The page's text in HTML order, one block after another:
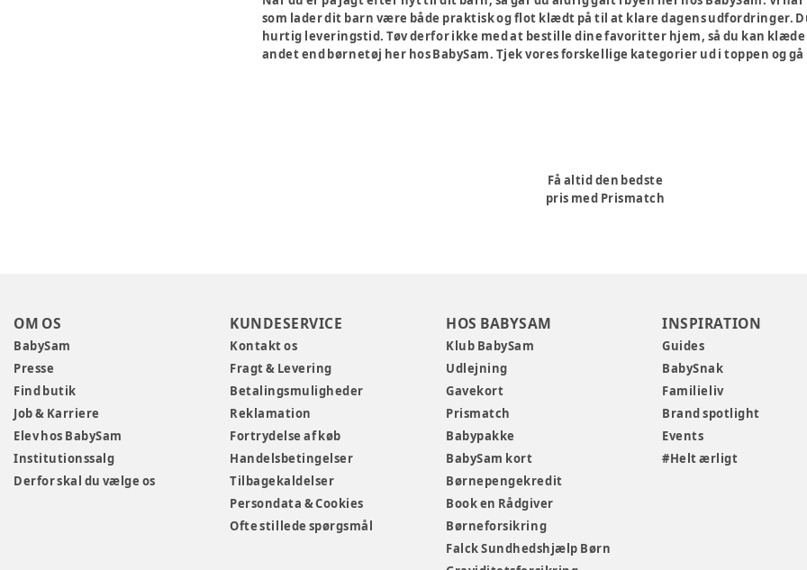
som lader dit barn være både praktisk og flot klædt på til at klare dagens udfordringer.
hurtig leveringstid. Tøv derfor ikke med at bestille dine favoritter hjem, så du kan
andet end børnetøj her hos BabySam. Tjek vores forskellige kategorier ud i toppen og gå
Få altid den bedste
pris med Prismatch
OM OS
BabySam
Presse
Find butik
Job & Karriere
Elev hos BabySam
Institutionssalg
Derfor skal du vælge os
KUNDESERVICE
Kontakt os
Fragt & Levering
Betalingsmuligheder
Reklamation
Fortrydelse af køb
Handelsbetingelser
Tilbagekaldelser
Persondata & Cookies
Ofte stillede spørgsmål
HOS BABYSAM
Klub BabySam
Udlejning
Gavekort
Prismatch
Babypakke
BabySam kort
Børnepengekredit
Book en Rådgiver
Børneforsikring
Falck Sundhedshjælp Børn
INSPIRATION
Guides
BabySnak
Familieliv
Brand spotlight
Events
#Helt ærligt